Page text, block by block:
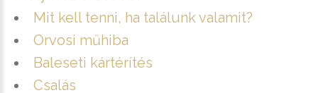
Mit kell tenni, ha találunk valamit?
Orvosi műhiba
Baleseti kártérítés
Csalás